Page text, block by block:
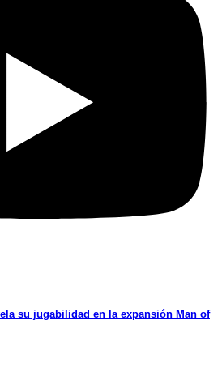
su jugabilidad en la expansión Man of